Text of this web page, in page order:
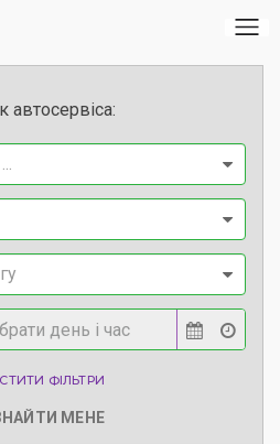
автосервіса:
ФІЛЬТРИ
МЕНЕ